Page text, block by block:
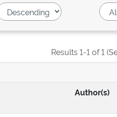
Results 1-1 of 1
Author(s)